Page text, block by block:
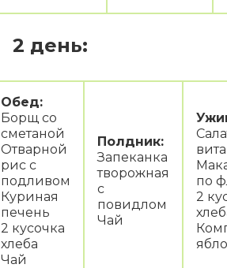
2 день:
Обед:
Борщ со
сметаной
Отварной
рис с
подливом
Куриная
печень
2 кусочка
хлеба
Чай
Полдник:
Запеканка
творожная
с
повидлом
Чай
по
2